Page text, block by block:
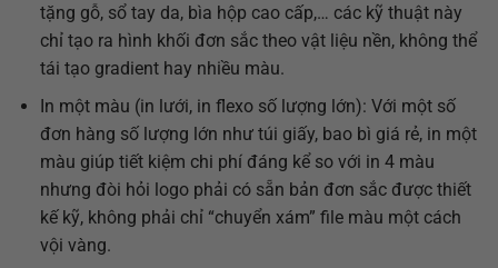
tặng gỗ, sổ tay da, bìa hộp cao cấp,… các kỹ thuật này
chỉ tạo ra hình khối đơn sắc theo vật liệu nền, không thể
tái tạo gradient hay nhiều màu.
In một màu (in lưới, in flexo số lượng lớn): Với một số
đơn hàng số lượng lớn như túi giấy, bao bì giá rẻ, in một
màu giúp tiết kiệm chi phí đáng kể so với in 4 màu
nhưng đòi hỏi logo phải có sẵn bản đơn sắc được thiết
kế kỹ, không phải chỉ “chuyển xám” file màu một cách
vội vàng.